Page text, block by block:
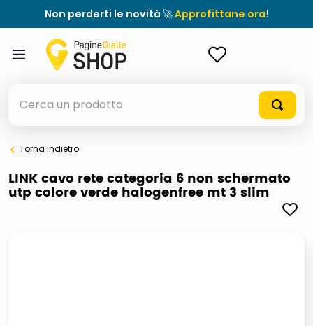
Non perderti le novità 🚀Approfittane ora!
elenchi telefonici
meme
Torna indietro
LINK cavo rete categoria 6 non schermato
utp colore verde halogenfree mt 3 slim